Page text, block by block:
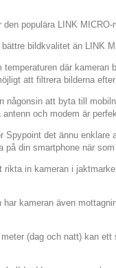
populära LINK
bildkvalitet än LINK
temperaturen där
att filtrera bilderna efter
någonsin att byta till
och modem är
Spypoint det ännu
på din smartphone när
rikta in kameran i
har kameran även
(dag och natt) kan